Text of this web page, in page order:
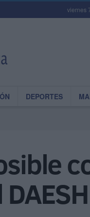
viernes
DEPORTES